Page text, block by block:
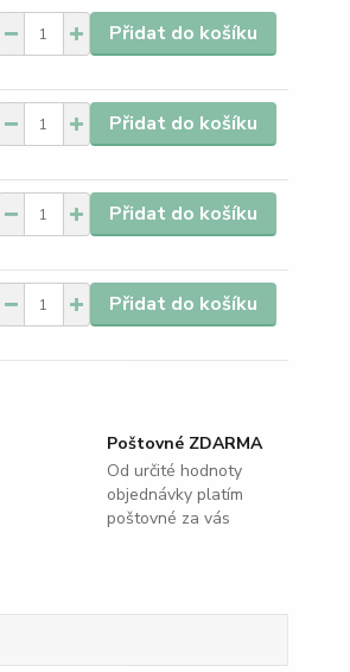
Přidat do košíku
Přidat do košíku
Přidat do košíku
Přidat do košíku
Poštovné ZDARMA
Od určité hodnoty
objednávky platím
poštovné za vás